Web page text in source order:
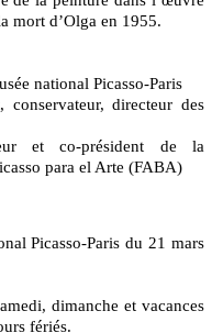
mort d’Olga en 1955.
national Picasso-Paris
directeur des
et co-président de la
para el Arte (FABA)
dimanche et vacances
fériés.